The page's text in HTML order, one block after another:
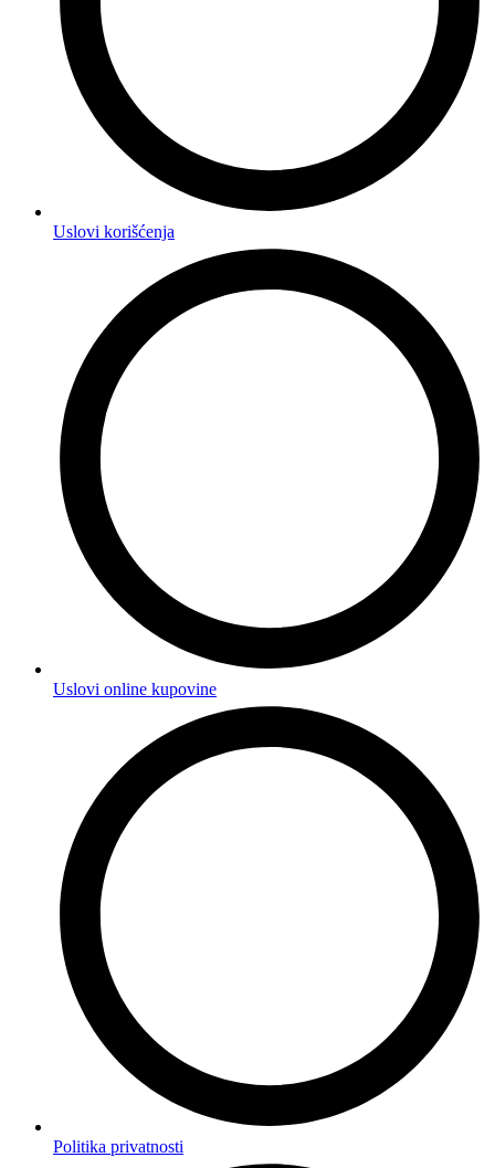
Uslovi korišćenja
Uslovi online kupovine
Politika privatnosti